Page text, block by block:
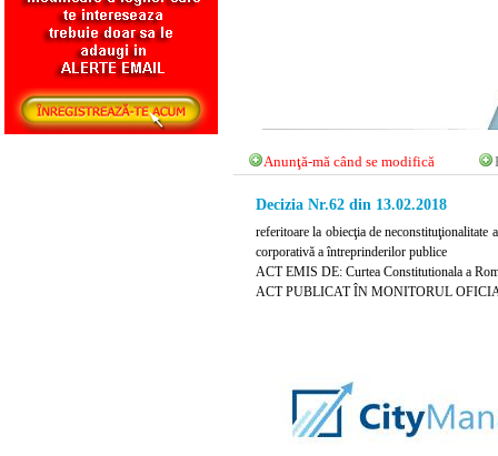
Anunţă-mă când se modifică
Decizia Nr.62 din 13.02.2018
referitoare la obiecţia de
corporativă a întreprinderilor publice
ACT EMIS DE: Curtea Constitutionala a
ACT PUBLICAT ÎN MONITORUL